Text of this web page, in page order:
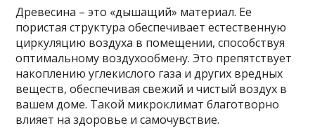
Древесина – это «дышащий» материал. Ее
пористая структура обеспечивает естественную
циркуляцию воздуха в помещении, способствуя
оптимальному воздухообмену. Это препятствует
накоплению углекислого газа и других вредных
веществ, обеспечивая свежий и чистый воздух в
вашем доме. Такой микроклимат благотворно
влияет на здоровье и самочувствие.